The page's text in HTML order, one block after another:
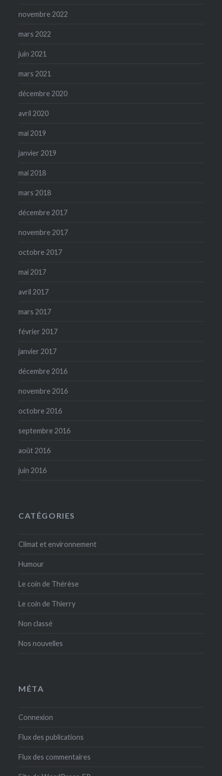
novembre 2022
mars 2022
juin 2021
mars 2021
décembre 2020
avril 2020
mai 2019
janvier 2019
mai 2018
mars 2018
décembre 2017
novembre 2017
octobre 2017
mai 2017
avril 2017
mars 2017
février 2017
janvier 2017
décembre 2016
novembre 2016
octobre 2016
septembre 2016
août 2016
juin 2016
CATÉGORIES
Climat et environnement
Humour
Le coin de Thérèse
Le coin de Thierry
Non classé
Nos nouvelles
MÉTA
Connexion
Flux des publications
Flux des commentaires